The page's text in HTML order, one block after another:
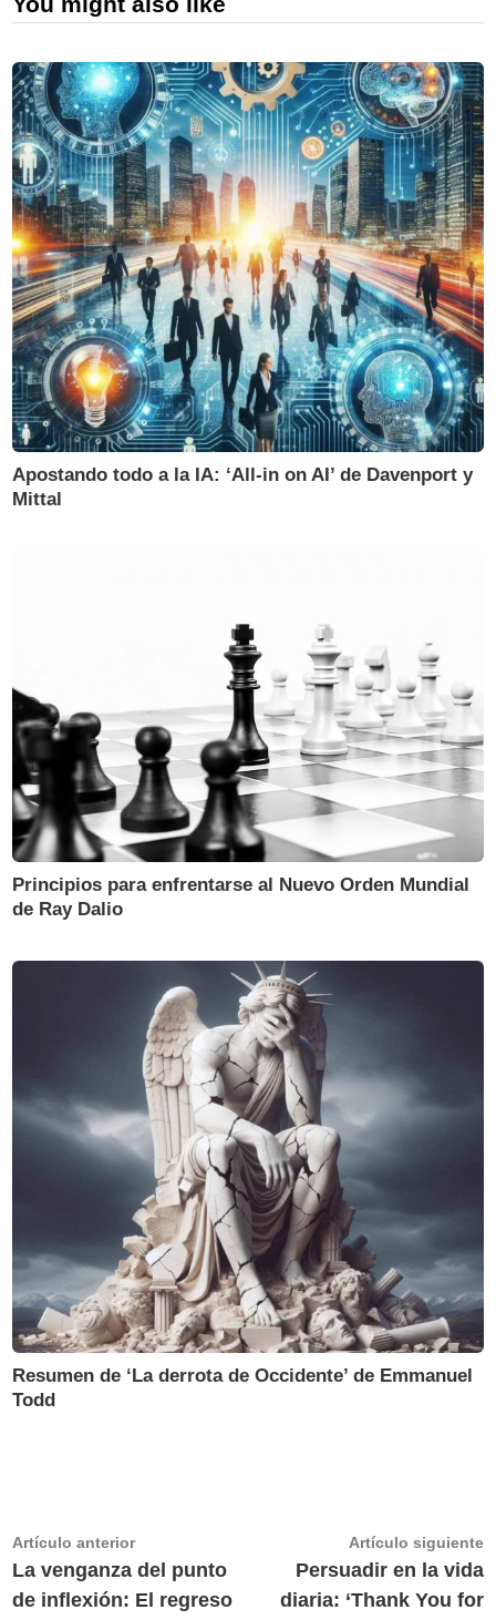
Apostando todo a la IA: ‘All-in on AI’ de Davenport y
Mittal
Principios para enfrentarse al Nuevo Orden Mundial
de Ray Dalio
Resumen de ‘La derrota de Occidente’ de Emmanuel
Todd
Navegación
de
Artículo anteriorArtículo
anterior:
La venganza del punto
de inflexión: El regreso
Artículo siguiente
Persuadir en la vida
diaria: ‘Thank You for